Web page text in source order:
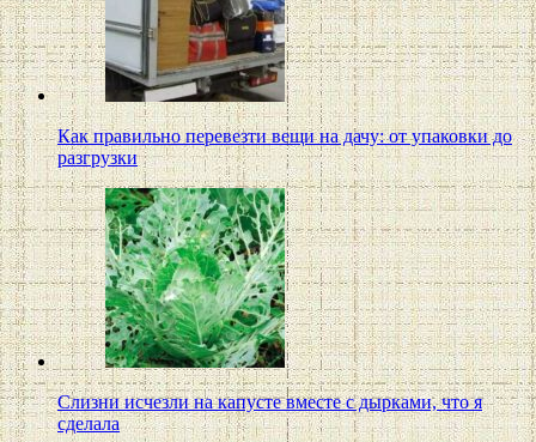
Как правильно перевезти вещи на дачу: от упаковки до
разгрузки
Слизни исчезли на капусте вместе с дырками, что я
сделала